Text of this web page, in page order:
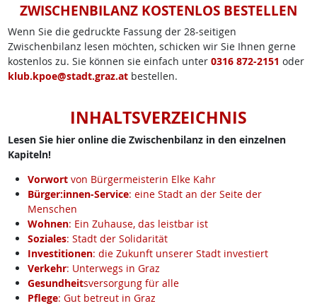
ZWISCHENBILANZ KOSTENLOS BESTELLEN
Wenn Sie die gedruckte Fassung der 28-seitigen
Zwischenbilanz lesen möchten, schicken wir Sie Ihnen gerne
kostenlos zu. Sie können sie einfach unter 0316 872-2151 oder
klub.kpoe@stadt.graz.at bestellen.
INHALTSVERZEICHNIS
Lesen Sie hier online die Zwischenbilanz in den einzelnen
Kapiteln!
Vorwortvon Bürgermeisterin Elke Kahr
Bürger:innen-Service: eine Stadt an der Seite der
Menschen
Wohnen: Ein Zuhause, das leistbar ist
Soziales: Stadt der Solidarität
Investitionen: die Zukunft unserer Stadt investiert
Verkehr: Unterwegs in Graz
Gesundheitsversorgung für alle
Pflege: Gut betreut in Graz